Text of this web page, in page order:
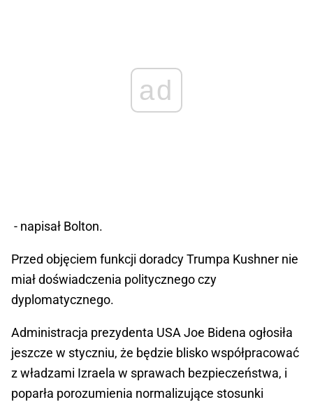
ad
- napisał Bolton.
Przed objęciem funkcji doradcy Trumpa Kushner nie
miał doświadczenia politycznego czy
dyplomatycznego.
Administracja prezydenta USA Joe Bidena ogłosiła
jeszcze w styczniu, że będzie blisko współpracować
z władzami Izraela w sprawach bezpieczeństwa, i
poparła porozumienia normalizujące stosunki